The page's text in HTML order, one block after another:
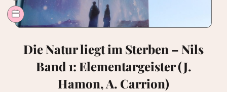
Die Natur liegt im Sterben – Nils
Band 1: Elementargeister (J.
Hamon, A. Carrion)